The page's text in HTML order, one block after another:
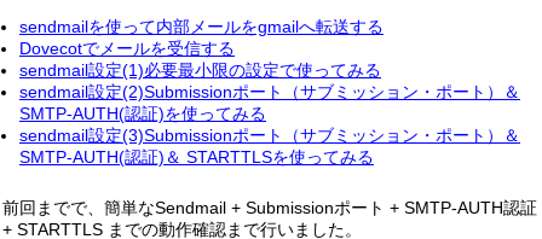
sendmailを使って内部メールをgmailへ転送する
Dovecotでメールを受信する
sendmail設定(1)必要最小限の設定で使ってみる
sendmail設定(2)Submissionポート（サブミッション・ポート）＆
SMTP-AUTH(認証)を使ってみる
sendmail設定(3)Submissionポート（サブミッション・ポート）＆
SMTP-AUTH(認証)＆ STARTTLSを使ってみる
前回までで、簡単なSendmail + Submissionポート + SMTP-AUTH認証
+ STARTTLS までの動作確認まで行いました。